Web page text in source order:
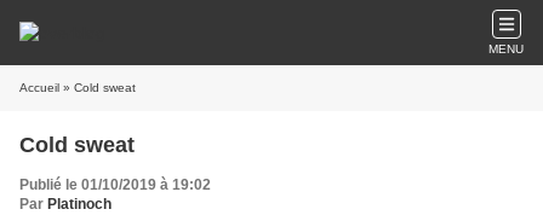
MENU
Accueil » Cold sweat
Cold sweat
Publié le 01/10/2019 à 19:02
Par Platinoch